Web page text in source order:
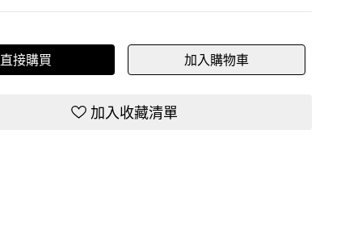
直接購買 加入購物車
加入收藏清單